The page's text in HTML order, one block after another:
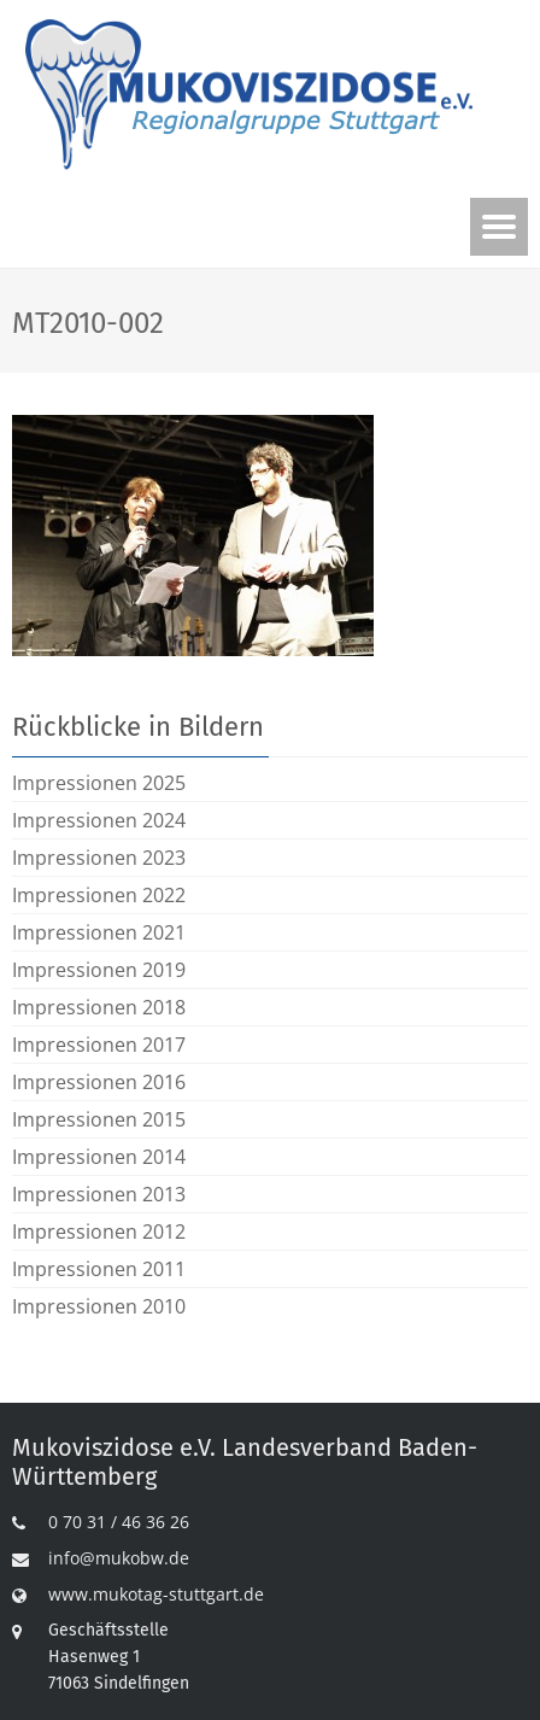
MT2010-002
Rückblicke in Bildern
Impressionen 2025
Impressionen 2024
Impressionen 2023
Impressionen 2022
Impressionen 2021
Impressionen 2019
Impressionen 2018
Impressionen 2017
Impressionen 2016
Impressionen 2015
Impressionen 2014
Impressionen 2013
Impressionen 2012
Impressionen 2011
Impressionen 2010
Mukoviszidose e.V. Landesverband Baden-
Württemberg
0 70 31 / 46 36 26
info@mukobw.de
www.mukotag-stuttgart.de
Geschäftsstelle
Hasenweg 1
71063 Sindelfingen